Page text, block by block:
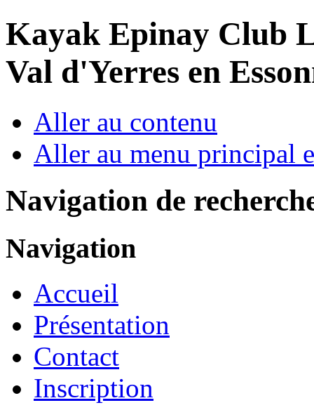
Kayak Epinay Club
Val d'Yerres en
Aller au contenu
Aller au menu principal
Navigation de
Navigation
Accueil
Présentation
Contact
Inscription